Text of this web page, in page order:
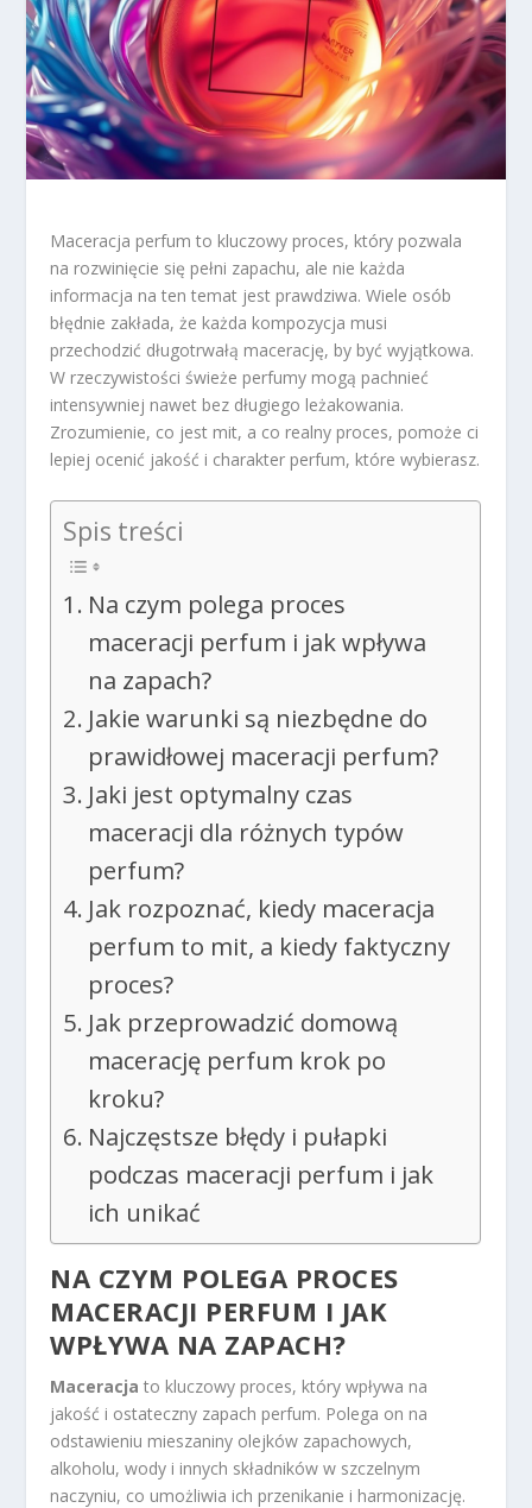
Maceracja perfum to kluczowy proces, który pozwala
na rozwinięcie się pełni zapachu, ale nie każda
informacja na ten temat jest prawdziwa. Wiele osób
błędnie zakłada, że każda kompozycja musi
przechodzić długotrwałą macerację, by być wyjątkowa.
W rzeczywistości świeże perfumy mogą pachnieć
intensywniej nawet bez długiego leżakowania.
Zrozumienie, co jest mit, a co realny proces, pomoże ci
lepiej ocenić jakość i charakter perfum, które wybierasz.
Spis treści
Na czym polega proces
maceracji perfum i jak wpływa
na zapach?
Jakie warunki są niezbędne do
prawidłowej maceracji perfum?
Jaki jest optymalny czas
maceracji dla różnych typów
perfum?
Jak rozpoznać, kiedy maceracja
perfum to mit, a kiedy faktyczny
proces?
Jak przeprowadzić domową
macerację perfum krok po
kroku?
Najczęstsze błędy i pułapki
podczas maceracji perfum i jak
ich unikać
NA CZYM POLEGA PROCES
MACERACJI PERFUM I JAK
WPŁYWA NA ZAPACH?
Maceracja to kluczowy proces, który wpływa na
jakość i ostateczny zapach perfum. Polega on na
odstawieniu mieszaniny olejków zapachowych,
alkoholu, wody i innych składników w szczelnym
naczyniu, co umożliwia ich przenikanie i harmonizację.